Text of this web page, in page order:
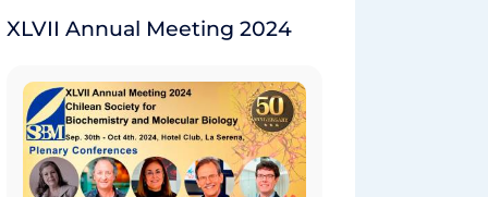
XLVII Annual Meeting 2024